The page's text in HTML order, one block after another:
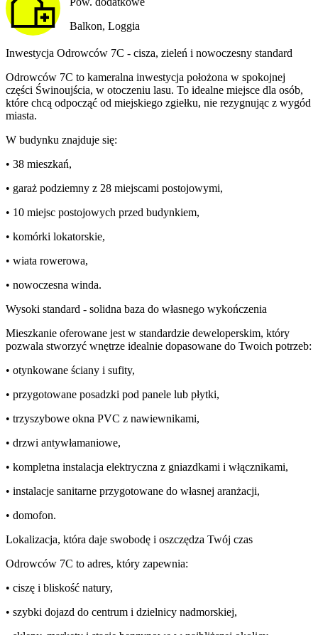
Balkon, Loggia
Inwestycja Odrowców 7C - cisza, zieleń i nowoczesny standard
Odrowców 7C to kameralna inwestycja położona w spokojnej
części Świnoujścia, w otoczeniu lasu. To idealne miejsce dla osób,
które chcą odpocząć od miejskiego zgiełku, nie rezygnując z wygód
miasta.
W budynku znajduje się:
• 38 mieszkań,
• garaż podziemny z 28 miejscami postojowymi,
• 10 miejsc postojowych przed budynkiem,
• komórki lokatorskie,
• wiata rowerowa,
• nowoczesna winda.
Wysoki standard - solidna baza do własnego wykończenia
Mieszkanie oferowane jest w standardzie deweloperskim, który
pozwala stworzyć wnętrze idealnie dopasowane do Twoich potrzeb:
• otynkowane ściany i sufity,
• przygotowane posadzki pod panele lub płytki,
• trzyszybowe okna PVC z nawiewnikami,
• drzwi antywłamaniowe,
• kompletna instalacja elektryczna z gniazdkami i włącznikami,
• instalacje sanitarne przygotowane do własnej aranżacji,
• domofon.
Lokalizacja, która daje swobodę i oszczędza Twój czas
Odrowców 7C to adres, który zapewnia:
• ciszę i bliskość natury,
• szybki dojazd do centrum i dzielnicy nadmorskiej,